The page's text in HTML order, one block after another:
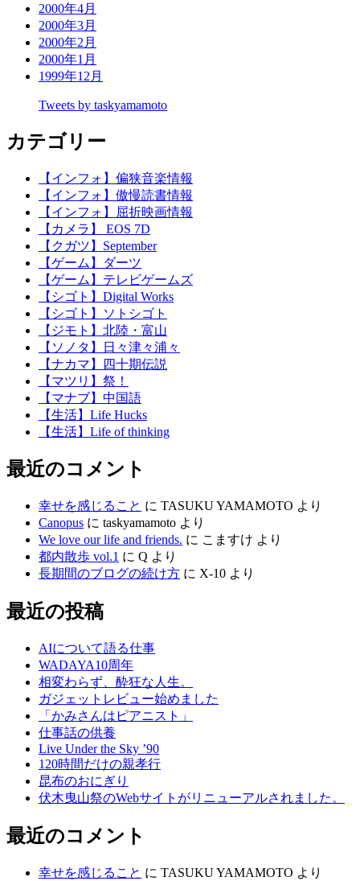
2000年4月
2000年3月
2000年2月
2000年1月
1999年12月
Tweets by taskyamamoto
カテゴリー
【インフォ】偏狭音楽情報
【インフォ】傲慢読書情報
【インフォ】屈折映画情報
【カメラ】 EOS 7D
【クガツ】September
【ゲーム】ダーツ
【ゲーム】テレビゲームズ
【シゴト】Digital Works
【シゴト】ソトシゴト
【ジモト】北陸・富山
【ソノタ】日々津々浦々
【ナカマ】四十期伝説
【マツリ】祭！
【マナブ】中国語
【生活】Life Hucks
【生活】Life of thinking
最近のコメント
幸せを感じること に TASUKU YAMAMOTO より
Canopus に taskyamamoto より
We love our life and friends. に こますけ より
都内散歩 vol.1 に Q より
長期間のブログの続け方 に X-10 より
最近の投稿
AIについて語る仕事
WADAYA10周年
相変わらず、酔狂な人生。
ガジェットレビュー始めました
「かみさんはピアニスト」
仕事話の供養
Live Under the Sky ’90
120時間だけの親孝行
昆布のおにぎり
伏木曳山祭のWebサイトがリニューアルされました。
最近のコメント
幸せを感じること に TASUKU YAMAMOTO より